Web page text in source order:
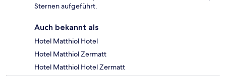
Sternen aufgeführt.
Auch bekannt als
Hotel Matthiol Hotel
Hotel Matthiol Zermatt
Hotel Matthiol Hotel Zermatt